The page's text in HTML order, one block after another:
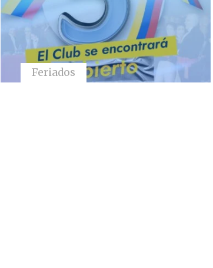
Feriados